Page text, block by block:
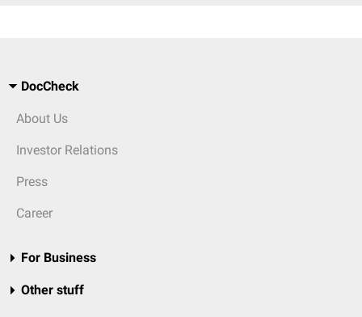
DocCheck
About Us
Investor Relations
Press
Career
For Business
Other stuff